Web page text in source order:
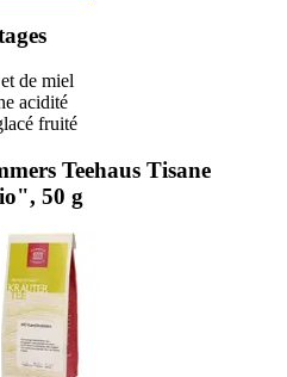
de miel
acidité
fruité
Teehaus Tisane
50 g